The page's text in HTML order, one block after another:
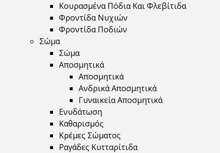
Κουρασμένα Πόδια Και Φλεβίτιδα
Φροντίδα Νυχιών
Φροντίδα Ποδιών
Σώμα
Σώμα
Αποσμητικά
Αποσμητικά
Ανδρικά Αποσμητικά
Γυναικεία Αποσμητικά
Ενυδάτωση
Καθαρισμός
Κρέμες Σώματος
Ραγάδες Κυτταρίτιδα